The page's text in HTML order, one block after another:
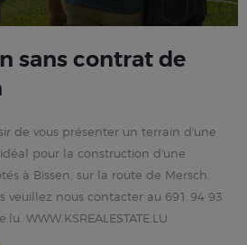
sans contrat de
de vous présenter un terrain d'une
pour la construction d'une
à Bissen, sur la route de Mersch.
veuillez nous contacter au 691 94 93
WWW.KSREALESTATE.LU